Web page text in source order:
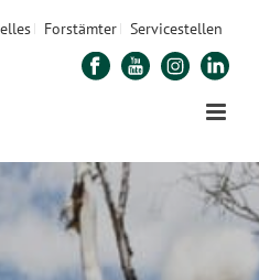
Forstämter Servicestellen